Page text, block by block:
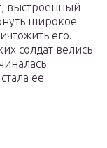
выстроенный
широкое
его.
солдат велись
ее